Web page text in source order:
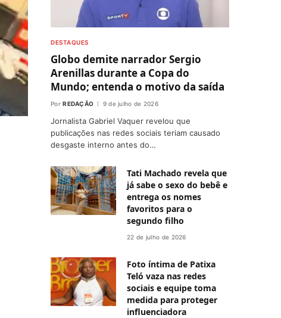
DESTAQUES
Globo demite narrador Sergio
Arenillas durante a Copa do
Mundo; entenda o motivo da saída
Por REDAÇÃO 9 de julho de 2026
Jornalista Gabriel Vaquer revelou que
publicações nas redes sociais teriam causado
desgaste interno antes do…
Tati Machado revela que
já sabe o sexo do bebê e
entrega os nomes
favoritos para o
segundo filho
22 de julho de 2026
Foto íntima de Patixa
Teló vaza nas redes
sociais e equipe toma
medida para proteger
influenciadora